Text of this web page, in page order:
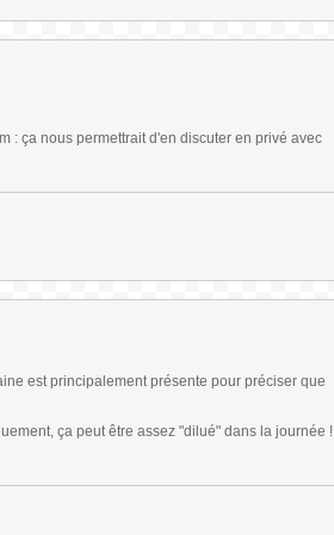
: ça nous permettrait d'en discuter en privé avec
est principalement présente pour préciser que
ça peut être assez "dilué" dans la journée !